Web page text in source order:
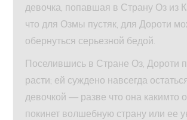
девочка, попавшая в Страну Оз из
что для Озмы пустяк, для Дороти
обернуться серьезной бедой.
Поселившись в Стране Оз, Дороти
расти; ей суждено навсегда
девочкой — разве что она какимто
покинет волшебную страну или ее